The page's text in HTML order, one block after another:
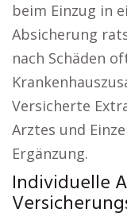
beim Einzug in
Absicherung
nach Schäden
Versicherte
Arztes und
Ergänzung.
Individuelle